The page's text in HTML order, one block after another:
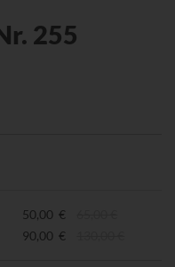
255
50,00 €
90,00 €